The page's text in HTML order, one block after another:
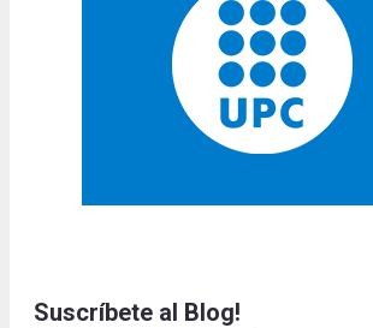
Suscríbete al Blog!